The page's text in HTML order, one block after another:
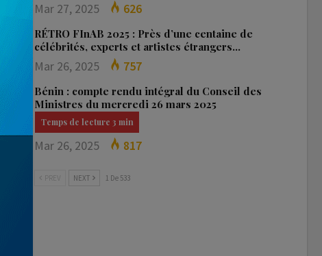
Mar 27, 2025 626
RÉTRO FInAB 2025 : Près d’une centaine de
célébrités, experts et artistes étrangers…
Mar 26, 2025 757
Bénin : compte rendu intégral du Conseil des
Ministres du mercredi 26 mars 2025
Mar 26, 2025 817
NEXT 1 De 533